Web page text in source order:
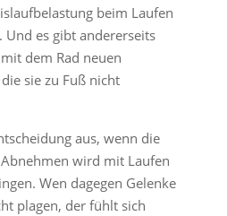
beim Laufen
Und es gibt andererseits
dem Rad neuen
sie zu Fuß nicht
aus, wenn die
wird mit Laufen
Wen dagegen Gelenke
plagen, der fühlt sich